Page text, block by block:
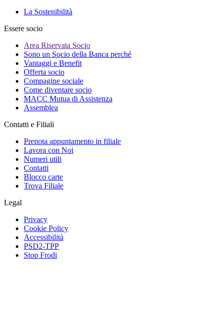
La Sostenibilità
Essere socio
Area Riservata Socio
Sono un Socio della Banca perché
Vantaggi e Benefit
Offerta socio
Compagine sociale
Come diventare socio
MACC Mutua di Assistenza
Assemblea
Contatti e Filiali
Prenota appuntamento in filiale
Lavora con Noi
Numeri utili
Contatti
Blocco carte
Trova Filiale
Legal
Privacy
Cookie Policy
Accessibilità
PSD2-TPP
Stop Frodi